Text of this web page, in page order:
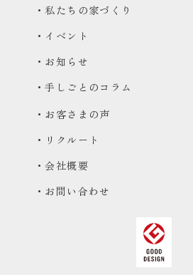
・私たちの家づくり
・イベント
・お知らせ
・手しごとのコラム
・お客さまの声
・リクルート
・会社概要
・お問い合わせ
平日9:00〜17:00